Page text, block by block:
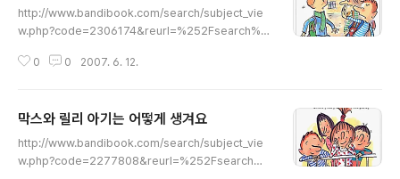
category%253D%2526usedbook%253D 는 피
부색은 다르지만 이 세상에 살고 있는 우리들은 모두 하나
은 있어서는 안 됩니다. 사람들은 달라도 같이 모여서 사는
http://www.bandibook.com/search/subject_vie
w.php?code=2306174&reurl=%252Fsearch%2
7%2525F2%2525BD%2525C3%2525BE%252
2526publish%253D%2526category%253D%2
526usedbook%253D 는 친구가 없는 '왕따' 루시앵의
이야기로, 친구들에게 따돌림 받는 아이들의 괴로움을 관
0 0 2007. 6. 12.
막스와 릴리 아기는 어떻게 생겨요
http://www.bandibook.com/search/subject_vie
w.php?code=2277808&reurl=%252Fsearch%2